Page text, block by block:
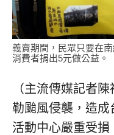
義賣期間，民眾只要在
消費者捐出5元做公益。
（主流傳媒記者
勒颱風侵襲，造成
活動中心嚴重受損